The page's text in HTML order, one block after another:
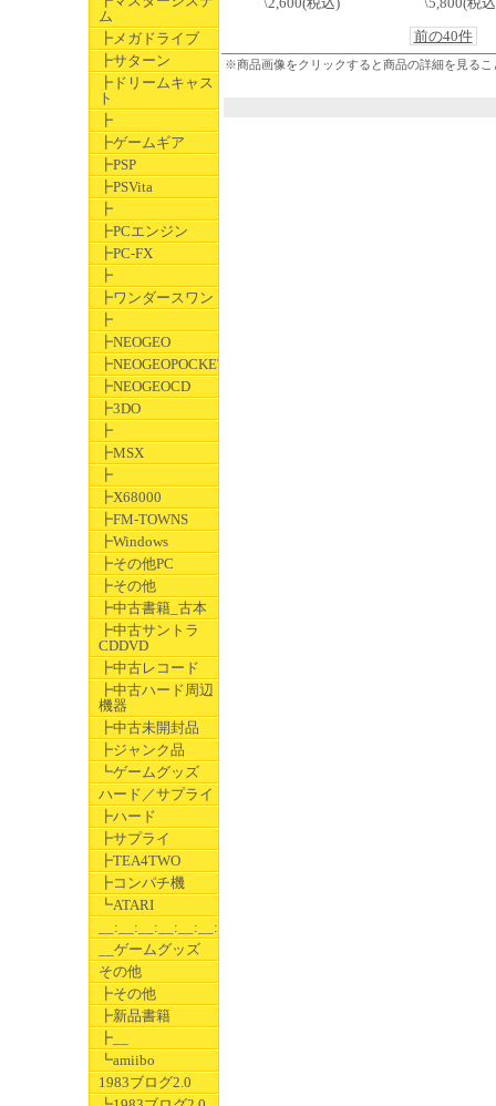
ム
┣メガドライブ
┣サターン
┣ドリームキャス
ト
┣
┣ゲームギア
┣PSP
┣PSVita
┣
┣PCエンジン
┣PC-FX
┣
┣ワンダースワン
┣
┣NEOGEO
┣NEOGEOPOCKET
┣NEOGEOCD
┣3DO
┣
┣MSX
┣
┣X68000
┣FM-TOWNS
┣Windows
┣その他PC
┣その他
┣中古書籍_古本
┣中古サントラ
CDDVD
┣中古レコード
┣中古ハード周辺
機器
┣中古未開封品
┣ジャンク品
┗ゲームグッズ
ハード／サプライ
┣ハード
┣サプライ
┣TEA4TWO
┣コンパチ機
┗ATARI
__:__:__:__:__:__:__
__ゲームグッズ
その他
┣その他
┣新品書籍
┣__
┗amiibo
1983ブログ2.0
前の40件
※商品画像をクリックすると商品の詳細を見るこ